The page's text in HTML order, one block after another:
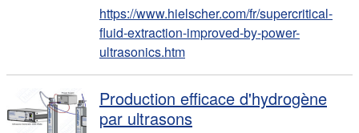
https://www.hielscher.com/fr/supercritical-
fluid-extraction-improved-by-power-
ultrasonics.htm
Production efficace d'hydrogène
par ultrasons